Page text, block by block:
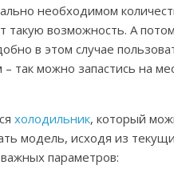
необходимом
возможность. А
в этом случае
так можно запастись на
холодильник, который
модель, исходя из
параметров: